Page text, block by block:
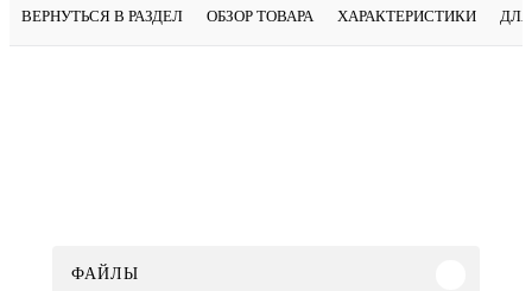
ВЕРНУТЬСЯ В РАЗДЕЛ ОБЗОР ТОВАРА ХАРАКТЕРИСТИКИ
ФАЙЛЫ